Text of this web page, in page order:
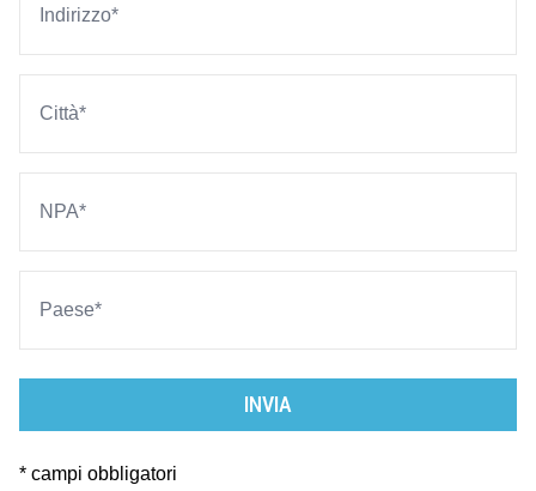
INVIA
* campi obbligatori